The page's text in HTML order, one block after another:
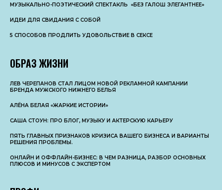
МУЗЫКАЛЬНО-ПОЭТИЧЕСКИЙ СПЕКТАКЛЬ «БЕЗ ГАЛОШ ЭЛЕГАНТНЕЕ»
ИДЕИ ДЛЯ СВИДАНИЯ С СОБОЙ
5 СПОСОБОВ ПРОДЛИТЬ УДОВОЛЬСТВИЕ В СЕКСЕ
ОБРАЗ ЖИЗНИ
ЛЕВ ЧЕРЕПАНОВ СТАЛ ЛИЦОМ НОВОЙ РЕКЛАМНОЙ КАМПАНИИ
БРЕНДА МУЖСКОГО НИЖНЕГО БЕЛЬЯ
АЛЁНА БЕЛАЯ «ЖАРКИЕ ИСТОРИИ»
САША СТОУН: ПРО БЛОГ, МУЗЫКУ И АКТЕРСКУЮ КАРЬЕРУ
ПЯТЬ ГЛАВНЫХ ПРИЗНАКОВ КРИЗИСА ВАШЕГО БИЗНЕСА И ВАРИАНТЫ
РЕШЕНИЯ ПРОБЛЕМЫ.
ОНЛАЙН И ОФФЛАЙН-БИЗНЕС: В ЧЕМ РАЗНИЦА, РАЗБОР ОСНОВНЫX
ПЛЮСОВ И МИНУСОВ С ЭКСПЕРТОМ